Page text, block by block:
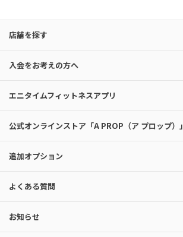
店舗を探す
入会をお考えの方へ
エニタイムフィットネスアプリ
公式オンラインストア「A PROP（ア プロップ）」
追加オプション
よくある質問
お知らせ